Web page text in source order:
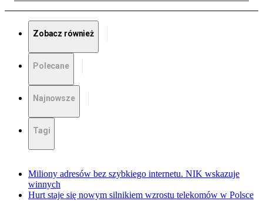
Zobacz również
Polecane
Najnowsze
Tagi
Miliony adresów bez szybkiego internetu. NIK wskazuje
winnych
Hurt staje się nowym silnikiem wzrostu telekomów w Polsce